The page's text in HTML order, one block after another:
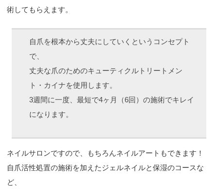
術してもらえます。
自爪を根本から丈夫にしていくというコンセプト
で、
丈夫な爪のためのキューティクルトリートメン
ト・カイナを使用します。
3週間に一度、最短で4ヶ月（6回）の施術でキレイ
になります。
ネイルサロンですので、もちろんネイルアートもできます！
自爪活性処置の施術を加えたジェルネイルと保湿のコースな
ど、